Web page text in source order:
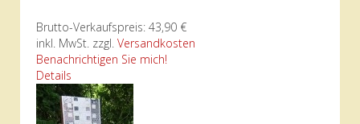
Brutto-Verkaufspreis: 43,90 €
inkl. MwSt. zzgl. Versandkosten
Benachrichtigen Sie mich!
Details